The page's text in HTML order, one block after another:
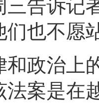
诉记者
们也不愿
治上的
法案是在